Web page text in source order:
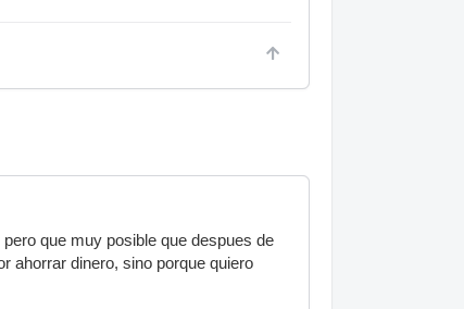
que muy posible que despues de
ahorrar dinero, sino porque quiero